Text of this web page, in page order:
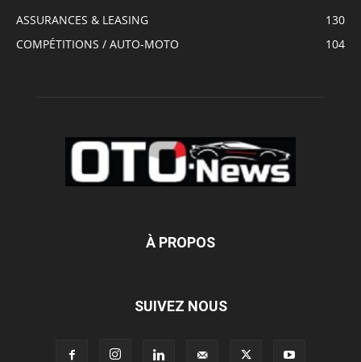
ASSURANCES & LEASING
130
COMPÉTITIONS / AUTO-MOTO
104
À PROPOS
SUIVEZ NOUS